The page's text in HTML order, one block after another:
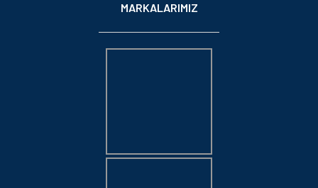
MARKALARIMIZ